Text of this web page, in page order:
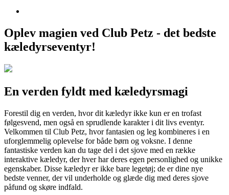
Oplev magien ved Club Petz - det bedste
kæledyrseventyr!
En verden fyldt med kæledyrsmagi
Forestil dig en verden, hvor dit kæledyr ikke kun er en trofast
følgesvend, men også en sprudlende karakter i dit livs eventyr.
Velkommen til Club Petz, hvor fantasien og leg kombineres i en
uforglemmelig oplevelse for både børn og voksne. I denne
fantastiske verden kan du tage del i det sjove med en række
interaktive kæledyr, der hver har deres egen personlighed og unikke
egenskaber. Disse kæledyr er ikke bare legetøj; de er dine nye
bedste venner, der vil underholde og glæde dig med deres sjove
påfund og skøre indfald.